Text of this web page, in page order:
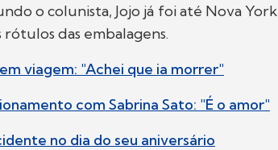
o colunista, Jojo já foi até Nova York
das embalagens.
viagem: "Achei que ia morrer"
com Sabrina Sato: "É o amor"
no dia do seu aniversário